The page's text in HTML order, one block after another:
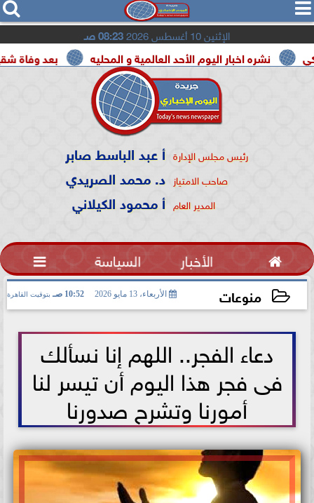
  
الإثنين 10 أغسطس 2026 08:23 صـ
بعد وفاة شقيقه اخبار اليوم الأحد العالمية و المحليه
رئيس مجلس الإدارة أ عبد الباسط صابر
صاحب الامتياز د. محمد الصريدي
المدير العام أ محمود الكيلاني
 الأخبار السياسة 
منوعات الأربعاء، 13 مايو 2026 10:52 صـ بتوقيت القاهرة
دعاء الفجر.. اللهم إنا نسألك
فى فجر هذا اليوم أن تيسر لنا
أمورنا وتشرح صدورنا